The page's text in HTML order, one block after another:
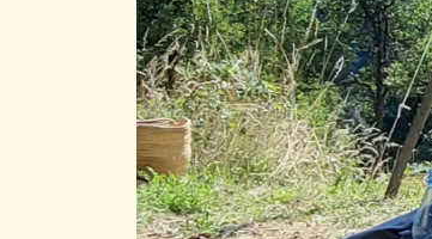
Previous